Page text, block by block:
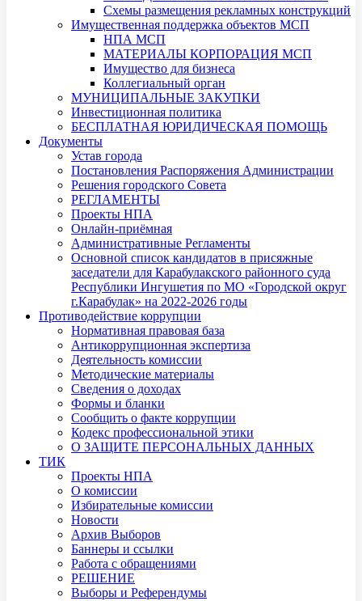
Схемы размещения рекламных конструкций
Имущественная поддержка объектов МСП
НПА МСП
МАТЕРИАЛЫ КОРПОРАЦИЯ МСП
Имущество для бизнеса
Коллегиальный орган
МУНИЦИПАЛЬНЫЕ ЗАКУПКИ
Инвестиционная политика
БЕСПЛАТНАЯ ЮРИДИЧЕСКАЯ ПОМОЩЬ
Документы
Устав города
Постановления Распоряжения Администрации
Решения городского Совета
РЕГЛАМЕНТЫ
Проекты НПА
Онлайн-приёмная
Административные Регламенты
Основной список кандидатов в присяжные
заседатели для Карабулакского районного суда
Республики Ингушетия по МО «Городской округ
г.Карабулак» на 2022-2026 годы
Противодействие коррупции
Нормативная правовая база
Антикоррупционная экспертиза
Деятельность комиссии
Методические материалы
Сведения о доходах
Формы и бланки
Сообщить о факте коррупции
Кодекс профессиональной этики
О ЗАЩИТЕ ПЕРСОНАЛЬНЫХ ДАННЫХ
ТИК
Проекты НПА
О комиссии
Избирательные комиссии
Новости
Архив Выборов
Баннеры и ссылки
Работа с обращениями
РЕШЕНИЕ
Выборы и Референдумы